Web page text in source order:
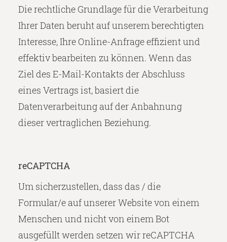
Die rechtliche Grundlage für die Verarbeitung
Ihrer Daten beruht auf unserem berechtigten
Interesse, Ihre Online-Anfrage effizient und
effektiv bearbeiten zu können. Wenn das
Ziel des E-Mail-Kontakts der Abschluss
eines Vertrags ist, basiert die
Datenverarbeitung auf der Anbahnung
dieser vertraglichen Beziehung.
reCAPTCHA
Um sicherzustellen, dass das / die
Formular/e auf unserer Website von einem
Menschen und nicht von einem Bot
ausgefüllt werden setzen wir reCAPTCHA